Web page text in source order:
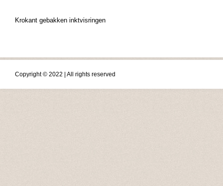
Krokant gebakken inktvisringen
Copyright © 2022 | All rights reserved